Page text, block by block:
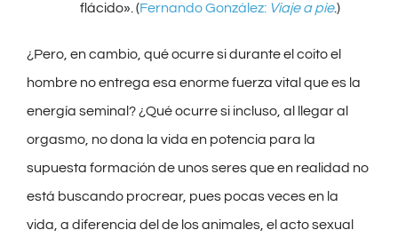
flácido». (Fernando González: Viaje a pie.)
¿Pero, en cambio, qué ocurre si durante el coito el
hombre no entrega esa enorme fuerza vital que es la
energía seminal? ¿Qué ocurre si incluso, al llegar al
orgasmo, no dona la vida en potencia para la
supuesta formación de unos seres que en realidad no
está buscando procrear, pues pocas veces en la
vida, a diferencia del de los animales, el acto sexual